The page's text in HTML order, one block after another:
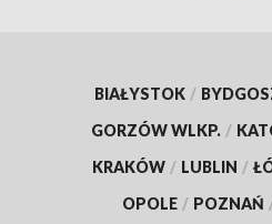
BIAŁYSTOK /
GORZÓW WLKP. /
KRAKÓW / LUBLIN /
OPOLE / POZNAŃ